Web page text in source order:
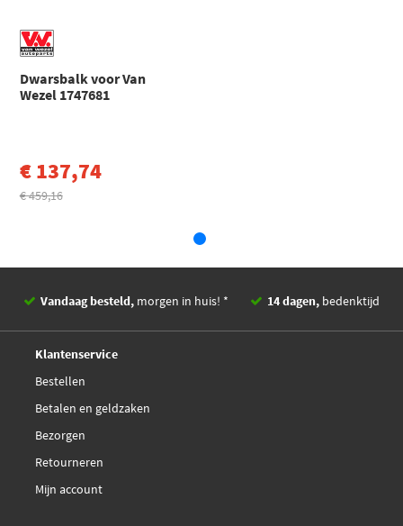
Fiat
DUCATO Bestelwagen (230_) (1994 - 2005)
Dwarsbalk voor Van
Wezel 1747681
€ 137,74
€ 459,16
Vandaag besteld, morgen in huis! * 14 dagen, bedenktijd
Klantenservice
Bestellen
Betalen en geldzaken
Bezorgen
Retourneren
Mijn account